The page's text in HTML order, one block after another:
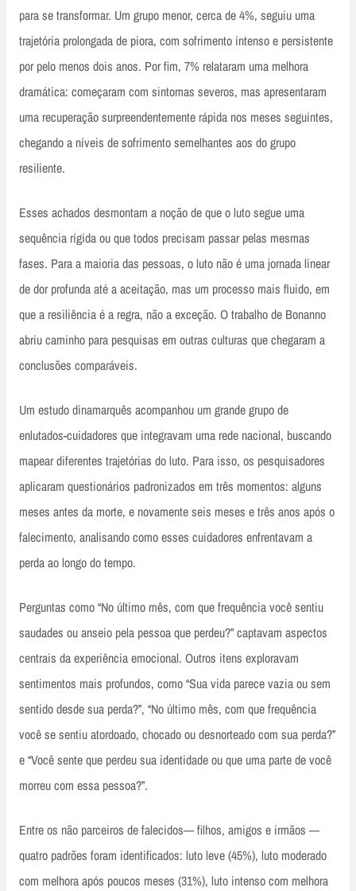
para se transformar. Um grupo menor, cerca de 4%, seguiu uma
trajetória prolongada de piora, com sofrimento intenso e persistente
por pelo menos dois anos. Por fim, 7% relataram uma melhora
dramática: começaram com sintomas severos, mas apresentaram
uma recuperação surpreendentemente rápida nos meses seguintes,
chegando a níveis de sofrimento semelhantes aos do grupo
resiliente.
Esses achados desmontam a noção de que o luto segue uma
sequência rígida ou que todos precisam passar pelas mesmas
fases. Para a maioria das pessoas, o luto não é uma jornada linear
de dor profunda até a aceitação, mas um processo mais fluido, em
que a resiliência é a regra, não a exceção. O trabalho de Bonanno
abriu caminho para pesquisas em outras culturas que chegaram a
conclusões comparáveis.
Um estudo dinamarquês acompanhou um grande grupo de
enlutados-cuidadores que integravam uma rede nacional, buscando
mapear diferentes trajetórias do luto. Para isso, os pesquisadores
aplicaram questionários padronizados em três momentos: alguns
meses antes da morte, e novamente seis meses e três anos após o
falecimento, analisando como esses cuidadores enfrentavam a
perda ao longo do tempo.
Perguntas como “No último mês, com que frequência você sentiu
saudades ou anseio pela pessoa que perdeu?” captavam aspectos
centrais da experiência emocional. Outros itens exploravam
sentimentos mais profundos, como “Sua vida parece vazia ou sem
sentido desde sua perda?”, “No último mês, com que frequência
você se sentiu atordoado, chocado ou desnorteado com sua perda?”
e “Você sente que perdeu sua identidade ou que uma parte de você
morreu com essa pessoa?”.
Entre os não parceiros de falecidos— filhos, amigos e irmãos —
quatro padrões foram identificados: luto leve (45%), luto moderado
com melhora após poucos meses (31%), luto intenso com melhora